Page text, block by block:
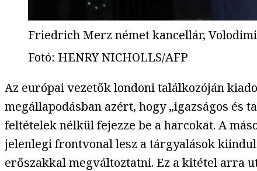
Friedrich Merz német kancellár,
Fotó: HENRY NICHOLLS/AFP
Az európai vezetők londoni találkozóján
megállapodásban azért, hogy „igazságos és
feltételek nélkül fejezze be a harcokat. A
jelenlegi frontvonal lesz a tárgyalások
erőszakkal megváltoztatni. Ez a kitétel arra